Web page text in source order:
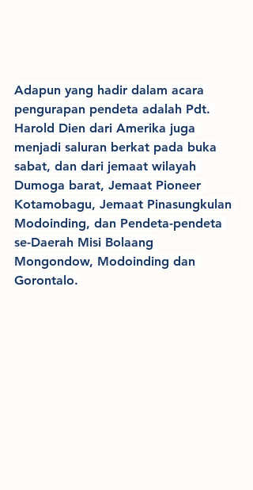
Adapun yang hadir dalam acara
pengurapan pendeta adalah Pdt.
Harold Dien dari Amerika juga
menjadi saluran berkat pada buka
sabat, dan dari jemaat wilayah
Dumoga barat, Jemaat Pioneer
Kotamobagu, Jemaat Pinasungkulan
Modoinding, dan Pendeta-pendeta
se-Daerah Misi Bolaang
Mongondow, Modoinding dan
Gorontalo.